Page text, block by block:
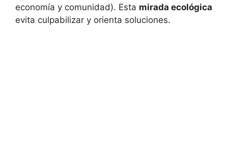
economía y comunidad). Esta mirada ecológica
evita culpabilizar y orienta soluciones.